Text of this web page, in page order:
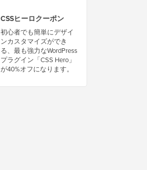
CSSヒーロクーポン
初心者でも簡単にデザイ
ンカスタマイズができ
る、最も強力なWordPress
プラグイン「CSS Hero」
が40%オフになります。